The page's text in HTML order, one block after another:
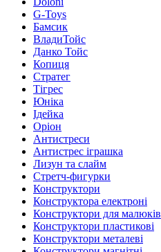
G-Toys
Бамсик
ВладиТойс
Данко Тойс
Копиця
Стратег
Тігрес
Юніка
Ідейка
Оріон
Антистреси
Антистрес іграшка
Лизун та слайм
Стретч-фигурки
Конструктори
Конструктора електроні
Конструктори для малюків
Конструктори пластикові
Конструктори металеві